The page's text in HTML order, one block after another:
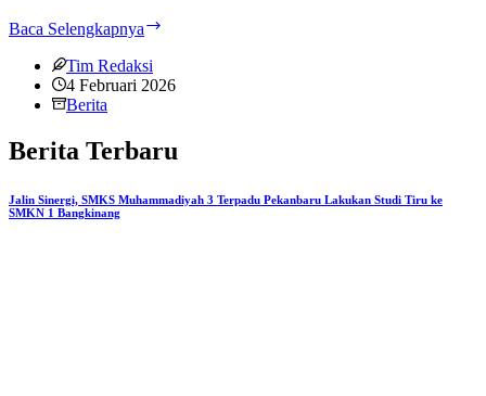
Baca Selengkapnya
Aider
Luka
(P3LP)
Tim Redaksi
4 Februari 2026
Berita
Berita Terbaru
Jalin Sinergi, SMKS Muhammadiyah 3 Terpadu Pekanbaru Lakukan Studi Tiru ke
SMKN 1 Bangkinang